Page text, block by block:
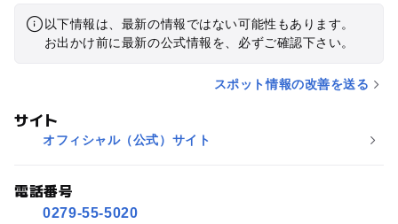
以下情報は、最新の情報ではない可能性もあります。
お出かけ前に最新の公式情報を、必ずご確認下さい。
スポット情報の改善を送る
サイト
オフィシャル（公式）サイト
電話番号
0279-55-5020